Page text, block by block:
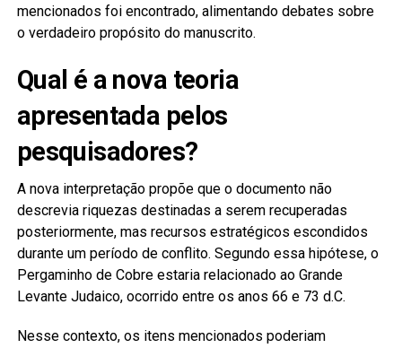
mencionados foi encontrado, alimentando debates sobre
o verdadeiro propósito do manuscrito.
Qual é a nova teoria
apresentada pelos
pesquisadores?
A nova interpretação propõe que o documento não
descrevia riquezas destinadas a serem recuperadas
posteriormente, mas recursos estratégicos escondidos
durante um período de conflito. Segundo essa hipótese, o
Pergaminho de Cobre estaria relacionado ao Grande
Levante Judaico, ocorrido entre os anos 66 e 73 d.C.
Nesse contexto, os itens mencionados poderiam